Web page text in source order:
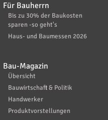
Für Bauherrn
Bis zu 30% der Baukosten
sparen -so geht's
Haus- und Baumessen 2026
Bau-Magazin
Übersicht
Bauwirtschaft & Politik
Handwerker
Produktvorstellungen